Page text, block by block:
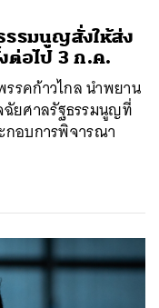
รรมนูญสั่งให้ส่ง
อไป 3 ก.ค.
รคก้าวไกล นำพยาน
ฉัยศาลรัฐธรรมนูญที่
กอบการพิจารณา